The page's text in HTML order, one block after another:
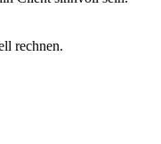
rechnen.